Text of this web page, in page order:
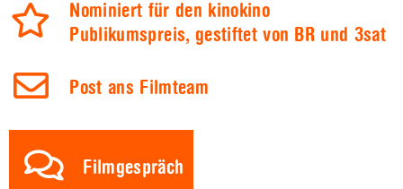
Nominiert für den kinokino
Publikumspreis, gestiftet von BR und 3sat
Post ans Filmteam
Filmgespräch